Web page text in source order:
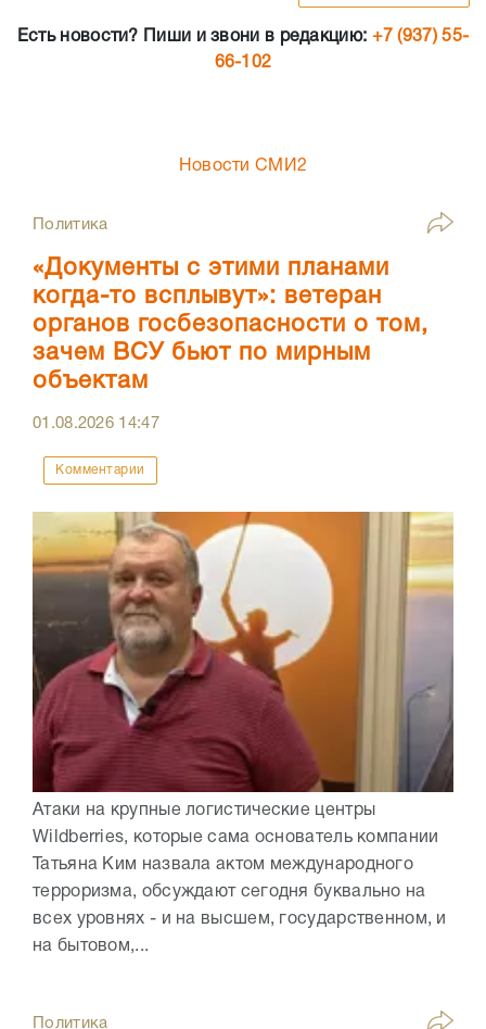
Есть новости? Пиши и звони в редакцию: +7 (937) 55-
66-102
Новости СМИ2
Политика
«Документы с этими планами
когда-то всплывут»: ветеран
органов госбезопасности о том,
зачем ВСУ бьют по мирным
объектам
01.08.2026 14:47
Комментарии
Атаки на крупные логистические центры
Wildberries, которые сама основатель компании
Татьяна Ким назвала актом международного
терроризма, обсуждают сегодня буквально на
всех уровнях - и на высшем, государственном, и
на бытовом,...
Политика